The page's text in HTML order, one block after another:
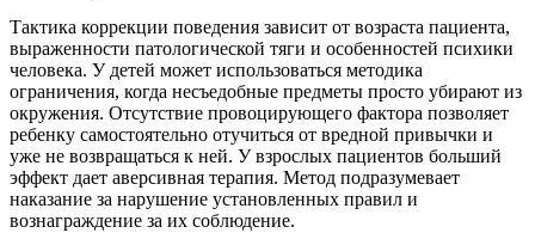
Тактика коррекции поведения зависит от возраста пациента,
выраженности патологической тяги и особенностей психики
человека. У детей может использоваться методика
ограничения, когда несъедобные предметы просто убирают из
окружения. Отсутствие провоцирующего фактора позволяет
ребенку самостоятельно отучиться от вредной привычки и
уже не возвращаться к ней. У взрослых пациентов больший
эффект дает аверсивная терапия. Метод подразумевает
наказание за нарушение установленных правил и
вознаграждение за их соблюдение.